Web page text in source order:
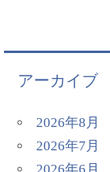
アーカイブ
2026年8月
2026年7月